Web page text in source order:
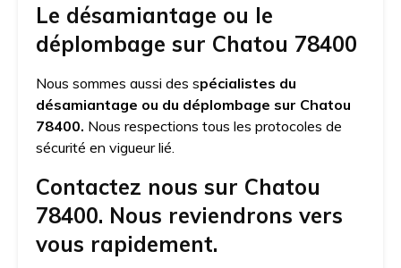
Le désamiantage ou le
déplombage sur Chatou 78400
Nous sommes aussi des spécialistes du
désamiantage ou du déplombage sur Chatou
78400. Nous respections tous les protocoles de
sécurité en vigueur lié.
Contactez nous sur Chatou
78400. Nous reviendrons vers
vous rapidement.